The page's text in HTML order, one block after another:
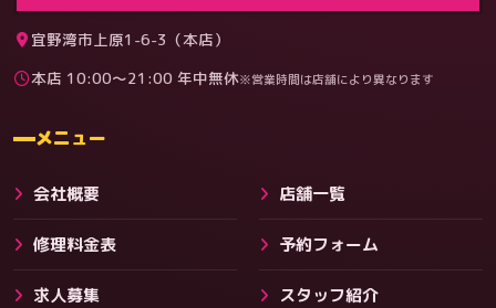
料金
宜野湾市上原1-6-3（本店）
本店 10:00〜21:00 年中無休※営業時間は店舗により異なります
メニュー
会社概要 店舗一覧
修理料金表 予約フォーム
求人募集 スタッフ紹介